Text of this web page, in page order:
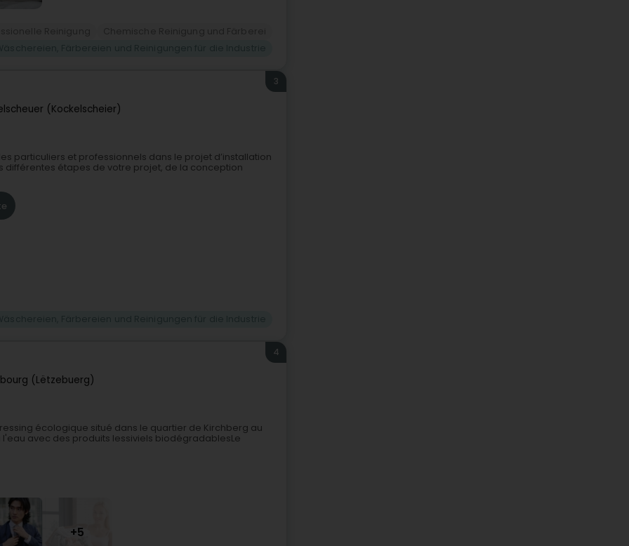
(Kockelscheier)
3
particuliers et professionnels dans le projet d’installation
différentes étapes de votre projet, de la conception
(Lëtzebuerg)
4
écologique situé dans le quartier de Kirchberg au
avec des produits lessiviels biodégradablesLe
+5